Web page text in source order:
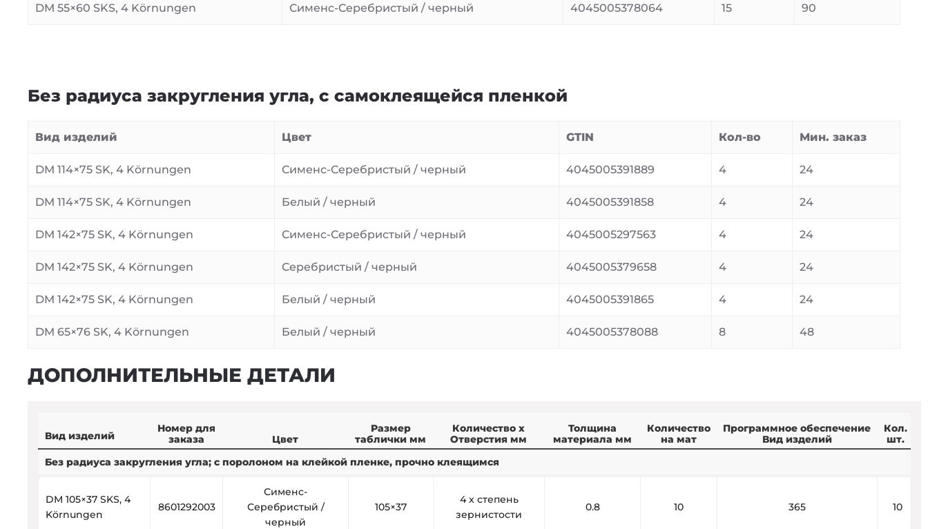
DM 55×60 SKS, 4 Körnungen Сименс-Серебристый / черный 4045005378064 15 90
Без радиуса закругления угла, с самоклеящейся пленкой
Вид изделий Цвет GTIN Кол-во Мин. заказ
DM 114×75 SK, 4 Körnungen Сименс-Серебристый / черный 4045005391889 4 24
DM 114×75 SK, 4 Körnungen Белый / черный 4045005391858 4 24
DM 142×75 SK, 4 Körnungen Сименс-Серебристый / черный 4045005297563 4 24
DM 142×75 SK, 4 Körnungen Серебристый / черный 4045005379658 4 24
DM 142×75 SK, 4 Körnungen Белый / черный 4045005391865 4 24
DM 65×76 SK, 4 Körnungen Белый / черный 4045005378088 8 48
ДОПОЛНИТЕЛЬНЫЕ ДЕТАЛИ
Вид изделий
Номер для
заказа
Цвет
Размер
таблички мм
Количество x
Отверстия мм
Толщина
материала мм
Количество
на мат
Программное обеспечение
Вид изделий
Кол.
шт.
Без радиуса закругления угла; с поролоном на клейкой пленке, прочно клеящимся
DM 105×37 SKS, 4
Körnungen
8601292003
Сименс-
Серебристый /
черный
105×37
4 x степень
зернистости
0.8 10 365 10